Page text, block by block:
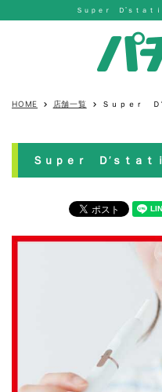
Ｓｕｐｅｒ Ｄ’ｓｔａｔ
HOME keyboard_arrow_right 店舗一覧 keyboard_arrow_right Ｓｕｐｅｒ Ｄ
Ｓｕｐｅｒ Ｄ’ｓｔａｔ